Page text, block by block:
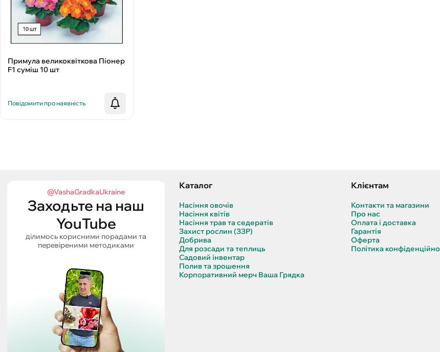
Примула великоквіткова Піонер
F1 суміш 10 шт
Повідомити про наявність
@VashaGradkaUkraine
Заходьте на наш
YouTube
ділимось корисними порадами та
перевіреними методиками
Каталог
Насіння овочів
Насіння квітів
Насіння трав та седератів
Захист рослин (ЗЗР)
Добрива
Для розсади та теплиць
Садовий інвентар
Полив та зрошення
Корпоративний мерч Ваша Грядка
Клієнтам
Контакти та магазини
Про нас
Оплата і доставка
Гарантія
Оферта
Політика